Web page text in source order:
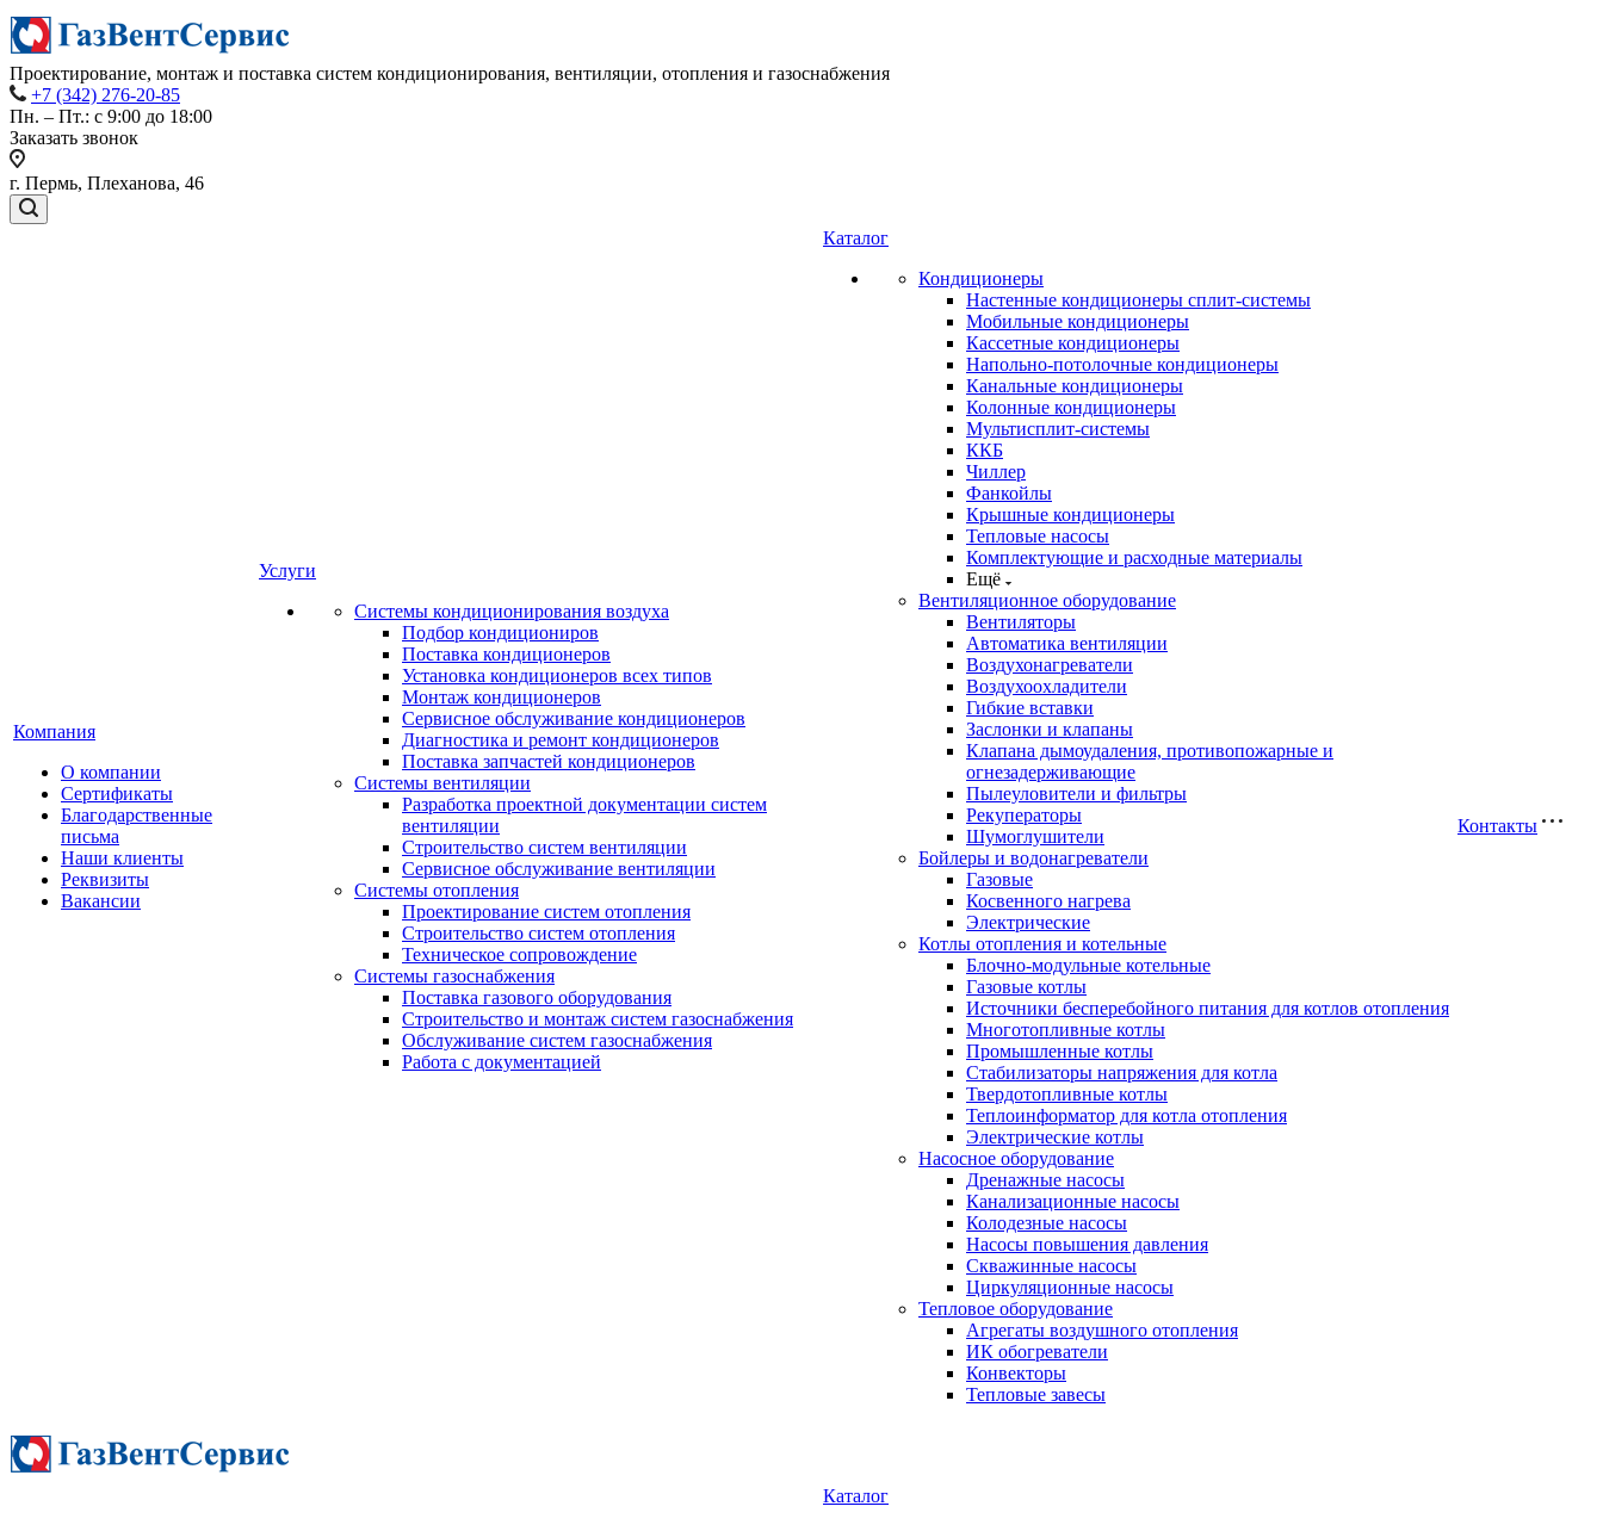
Проектирование, монтаж и поставка систем кондиционирования, вентиляции, отопления и газоснабжения
+7 (342) 276-20-85
Пн. – Пт.: с 9:00 до 18:00
Заказать звонок
г. Пермь, Плеханова, 46
Компания
О компании
Сертификаты
Благодарственные
письма
Наши клиенты
Реквизиты
Вакансии
Услуги
Системы кондиционирования воздуха
Подбор кондициониров
Поставка кондиционеров
Установка кондиционеров всех типов
Монтаж кондиционеров
Сервисное обслуживание кондиционеров
Диагностика и ремонт кондиционеров
Поставка запчастей кондиционеров
Системы вентиляции
Разработка проектной документации систем
вентиляции
Строительство систем вентиляции
Сервисное обслуживание вентиляции
Системы отопления
Проектирование систем отопления
Строительство систем отопления
Техническое сопровождение
Системы газоснабжения
Поставка газового оборудования
Строительство и монтаж систем газоснабжения
Обслуживание систем газоснабжения
Работа с документацией
Каталог
Кондиционеры
Настенные кондиционеры сплит-системы
Мобильные кондиционеры
Кассетные кондиционеры
Напольно-потолочные кондиционеры
Канальные кондиционеры
Колонные кондиционеры
Мультисплит-системы
ККБ
Чиллер
Фанкойлы
Крышные кондиционеры
Тепловые насосы
Комплектующие и расходные материалы
Ещё
Вентиляционное оборудование
Вентиляторы
Автоматика вентиляции
Воздухонагреватели
Воздухоохладители
Гибкие вставки
Заслонки и клапаны
Клапана дымоудаления, противопожарные и
огнезадерживающие
Пылеуловители и фильтры
Рекуператоры
Шумоглушители
Бойлеры и водонагреватели
Газовые
Косвенного нагрева
Электрические
Котлы отопления и котельные
Блочно-модульные котельные
Газовые котлы
Источники бесперебойного питания для котлов отопления
Многотопливные котлы
Промышленные котлы
Стабилизаторы напряжения для котла
Твердотопливные котлы
Теплоинформатор для котла отопления
Электрические котлы
Насосное оборудование
Дренажные насосы
Канализационные насосы
Колодезные насосы
Насосы повышения давления
Скважинные насосы
Циркуляционные насосы
Тепловое оборудование
Агрегаты воздушного отопления
ИК обогреватели
Конвекторы
Тепловые завесы
Контакты
Каталог